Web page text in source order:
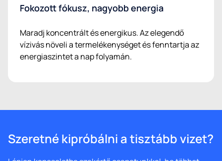
Fokozott fókusz, nagyobb energia
Maradj koncentrált és energikus. Az elegendő
vízivás növeli a termelékenységet és fenntartja az
energiaszintet a nap folyamán.
Szeretné kipróbálni a tisztább vizet?